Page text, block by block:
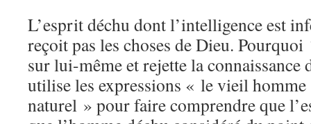
L’esprit déchu dont l’intelligence est
reçoit pas les choses de Dieu. Pourquoi
sur lui-même et rejette la connaissance
utilise les expressions « le vieil
naturel » pour faire comprendre que